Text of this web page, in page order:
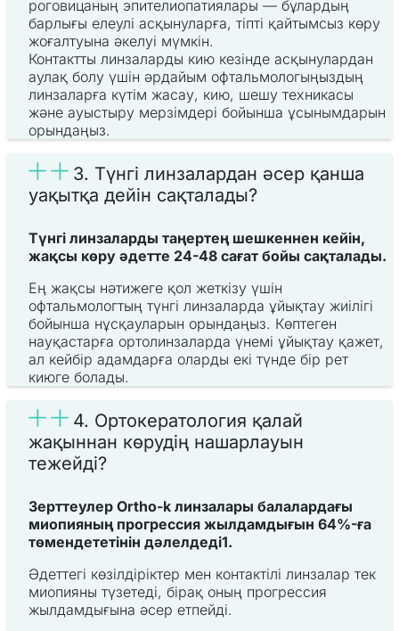
роговицаның эпителиопатиялары — бұлардың
барлығы елеулі асқынуларға, тіпті қайтымсыз көру
жоғалтуына әкелуі мүмкін.
Контактты линзаларды кию кезінде асқынулардан
аулақ болу үшін әрдайым офтальмологыңыздың
линзаларға күтім жасау, кию, шешу техникасы
және ауыстыру мерзімдері бойынша ұсынымдарын
орындаңыз.
3. Түнгі линзалардан әсер қанша
уақытқа дейін сақталады?
Түнгі линзаларды таңертең шешкеннен кейін,
жақсы көру әдетте 24-48 сағат бойы сақталады.
Ең жақсы нәтижеге қол жеткізу үшін
офтальмологтың түнгі линзаларда ұйықтау жиілігі
бойынша нұсқауларын орындаңыз. Көптеген
науқастарға ортолинзаларда үнемі ұйықтау қажет,
ал кейбір адамдарға оларды екі түнде бір рет
киюге болады.
4. Ортокератология қалай
жақыннан көрудің нашарлауын
тежейді?
Зерттеулер Ortho-k линзалары балалардағы
миопияның прогрессия жылдамдығын 64%-ға
төмендететінін дәлелдеді1.
Әдеттегі көзілдіріктер мен контактілі линзалар тек
миопияны түзетеді, бірақ оның прогрессия
жылдамдығына әсер етпейді.